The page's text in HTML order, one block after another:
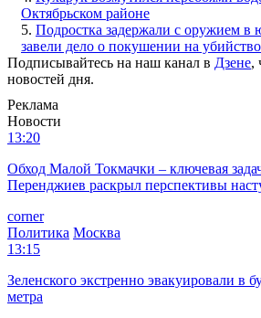
Октябрьском районе
5. Подростка задержали с оружием в
завели дело о покушении на убийство
Подписывайтесь на наш канал в Дзене,
новостей дня.
Реклама
Новости
13:20
Обход Малой Токмачки – ключевая
Перенджиев раскрыл перспективы
corner
Политика Москва
13:15
Зеленского экстренно эвакуировали в
метра